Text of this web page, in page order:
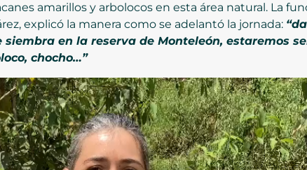
amarillos y arbolocos en esta área natural. La
explicó la manera como se adelantó la jornada:
en la reserva de Monteleón, estaremos
chocho…”